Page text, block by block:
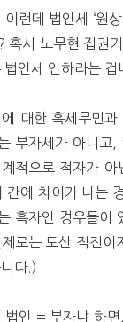
이런데 법인세 ‘원
혹시 노무현 집권
법인세 인하라는 겁
에 대한 혹세무민
부자세가 아니고
적으로 적자가
간에 차이가 나는
흑자인 경우들이
로는 도산 직전이
다.)
법인 = 부자냐 하